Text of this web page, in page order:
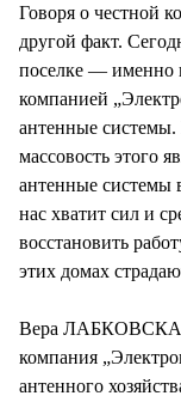
Говоря о честной
другой факт.
поселке — именно
компанией
антенные системы.
массовость этого
антенные системы
нас хватит сил и
восстановить
этих домах
Вера ЛАБКОВСКАЯ
компания
антенного